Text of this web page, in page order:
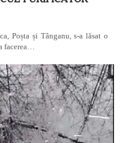
Poșta și Tânganu, s-a lăsat o
facerea…